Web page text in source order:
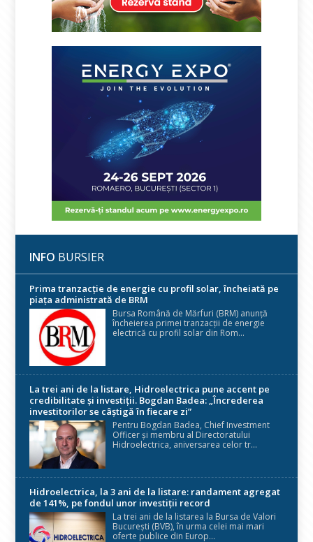
INFO BURSIER
Prima tranzacție de energie cu profil solar, încheiată pe
piața administrată de BRM
Bursa Română de Mărfuri (BRM) anunță
încheierea primei tranzacții de energie
electrică cu profil solar din Rom...
La trei ani de la listare, Hidroelectrica pune accent pe
credibilitate și investiții. Bogdan Badea: „Încrederea
investitorilor se câștigă în fiecare zi”
Pentru Bogdan Badea, Chief Investment
Officer și membru al Directoratului
Hidroelectrica, aniversarea celor tr...
Hidroelectrica, la 3 ani de la listare: randament agregat
de 141%, pe fondul unor investiții record
La trei ani de la listarea la Bursa de Valori
București (BVB), în urma celei mai mari
oferte publice din Europ...